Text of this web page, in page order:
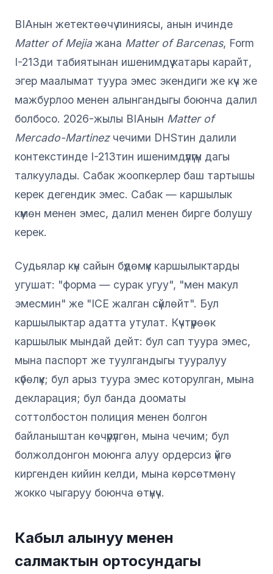
BIAнын жетектөөчү линиясы, анын ичинде
Matter of Mejiaжана Matter of Barcenas, Form
I-213ди табиятынан ишенимдүү катары карайт,
эгер маалымат туура эмес экендиги же күч же
мажбурлоо менен алынгандыгы боюнча далил
болбосо. 2026-жылы BIAнын Matter of
Mercado-Martinezчечими DHSтин далили
контекстинде I-213тин ишенимдүүлүгүн дагы
талкуулады. Сабак жоопкерлер баш тартышы
керек дегендик эмес. Сабак — каршылык
күмөн менен эмес, далил менен бирге болушу
керек.
Судьялар күн сайын бүдөмүк каршылыктарды
угушат: "форма — сурак угуу", "мен макул
эмесмин" же "ICE жалган сүйлөйт". Бул
каршылыктар адатта утулат. Күчтүүрөөк
каршылык мындай дейт: бул сап туура эмес,
мына паспорт же туулгандыгы тууралуу
күбөлүк; бул арыз туура эмес которулган, мына
декларация; бул банда дооматы
соттолбостон полиция менен болгон
байланыштан көчүрүлгөн, мына чечим; бул
болжолдонгон моюнга алуу ордерсиз үйгө
киргенден кийин келди, мына көрсөтмөнү
жокко чыгаруу боюнча өтүнүч.
Кабыл алынуу менен
салмактын ортосундагы